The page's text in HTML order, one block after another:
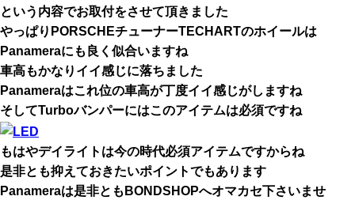
という内容でお取付をさせて頂きました
やっぱりPORSCHEチューナーTECHARTのホイールは
Panameraにも良く似合いますね
車高もかなりイイ感じに落ちました
Panameraはこれ位の車高が丁度イイ感じがしますね
そしてTurboバンパーにはこのアイテムは必須ですね
もはやデイライトは今の時代必須アイテムですからね
是非とも抑えておきたいポイントでもあります
Panameraは是非ともBONDSHOPへオマカセ下さいませ